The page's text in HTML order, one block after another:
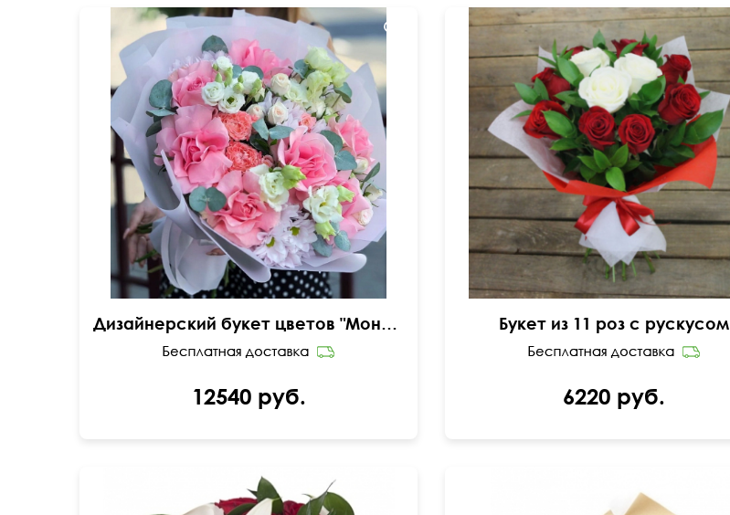
Вывернутые розы, лизиантусы (эустома),
гвоздика
Дизайнерский букет цветов "Моника"
12540 руб.
Двойной фетр
50 см
40 см
Букет из 11 роз с рускусом
6220 руб.